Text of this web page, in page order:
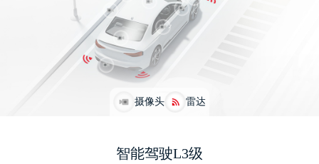
摄像头 雷达
智能驾驶L3级